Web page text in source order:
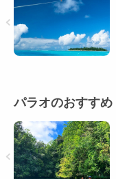
パラオのおすすめ